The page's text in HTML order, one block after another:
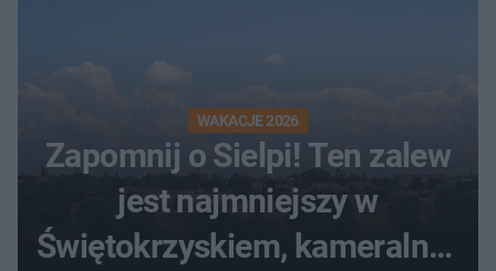
WAKACJE 2026
Zapomnij o Sielpi! Ten zalew
jest najmniejszy w
Świętokrzyskiem, kameralny i